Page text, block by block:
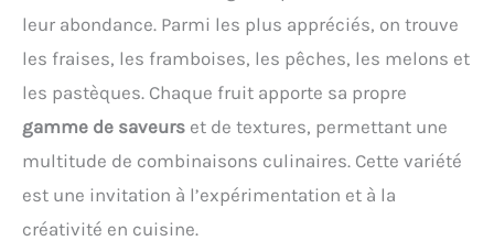
leur abondance. Parmi les plus appréciés, on trouve
les fraises, les framboises, les pêches, les melons et
les pastèques. Chaque fruit apporte sa propre
gamme de saveurs et de textures, permettant une
multitude de combinaisons culinaires. Cette variété
est une invitation à l’expérimentation et à la
créativité en cuisine.